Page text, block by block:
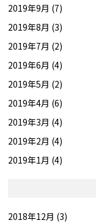
2019年9月 (7)
2019年8月 (3)
2019年7月 (2)
2019年6月 (4)
2019年5月 (2)
2019年4月 (6)
2019年3月 (4)
2019年2月 (4)
2019年1月 (4)
2018年12月 (3)